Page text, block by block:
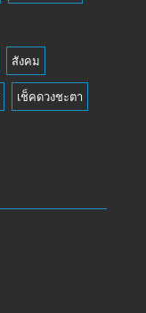
สังคม
เช็คดวงชะตา